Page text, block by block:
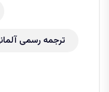
ترجمه رسمی